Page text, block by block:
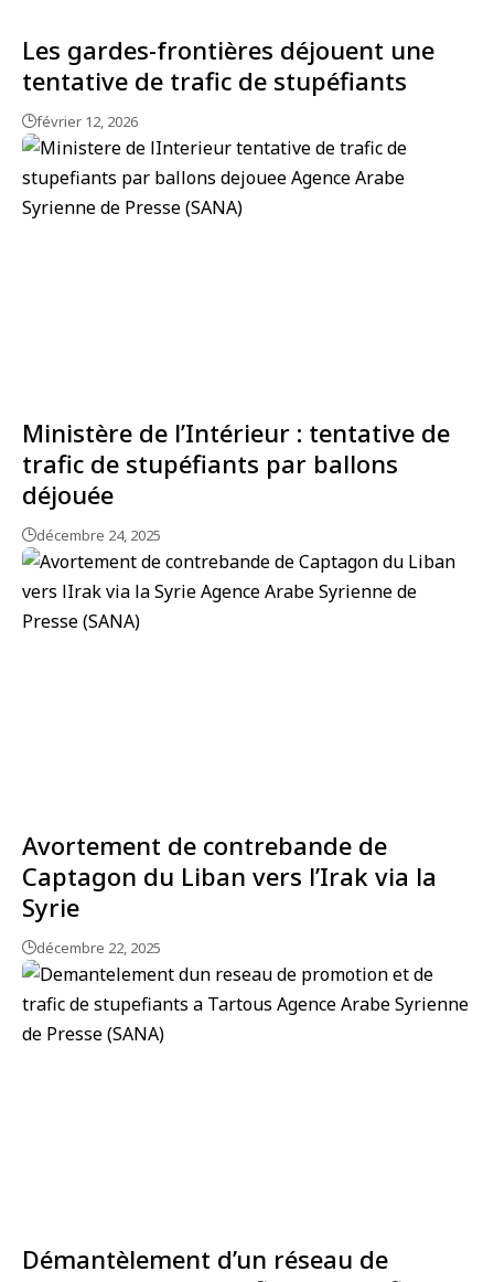
Les gardes-frontières déjouent une
tentative de trafic de stupéfiants
février 12, 2026
Ministère de l’Intérieur : tentative de
trafic de stupéfiants par ballons
déjouée
décembre 24, 2025
Avortement de contrebande de
Captagon du Liban vers l’Irak via la
Syrie
décembre 22, 2025
Démantèlement d’un réseau de